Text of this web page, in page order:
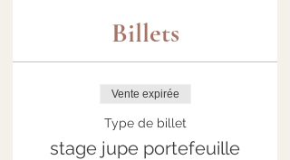
Billets
Vente expirée
Type de billet
stage jupe portefeuille